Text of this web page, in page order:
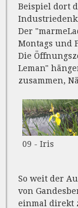
Beispiel dort
Der
Montags und
Die
Leman"
zusammen,
09 - Iris
So weit der
von
einmal direkt